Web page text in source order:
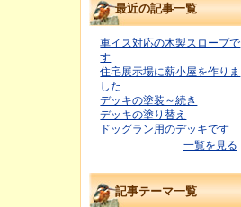
最近の記事一覧
車イス対応の木製スロープで
す
住宅展示場に薪小屋を作りま
した
デッキの塗装～続き
デッキの塗り替え
ドッグラン用のデッキです
一覧を見る
記事テーマ一覧